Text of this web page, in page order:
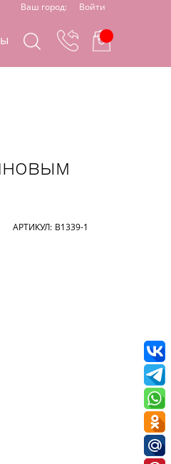
Ваш город: Войти
АРТИКУЛ: B1339-1